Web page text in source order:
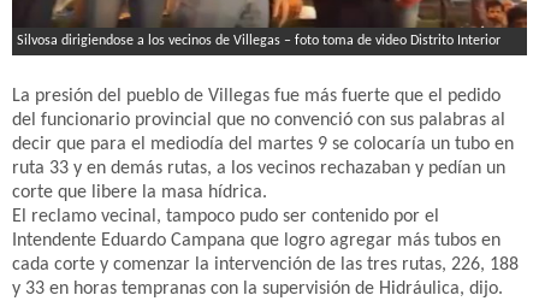
Silvosa dirigiendose a los vecinos de Villegas – foto toma de video Distrito Interior
La presión del pueblo de Villegas fue más fuerte que el pedido
del funcionario provincial que no convenció con sus palabras al
decir que para el mediodía del martes 9 se colocaría un tubo en
ruta 33 y en demás rutas, a los vecinos rechazaban y pedían un
corte que libere la masa hídrica.
El reclamo vecinal, tampoco pudo ser contenido por el
Intendente Eduardo Campana que logro agregar más tubos en
cada corte y comenzar la intervención de las tres rutas, 226, 188
y 33 en horas tempranas con la supervisión de Hidráulica, dijo.